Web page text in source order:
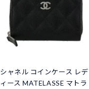
シャネル コインケース レデ
ィース MATELASSE マトラ